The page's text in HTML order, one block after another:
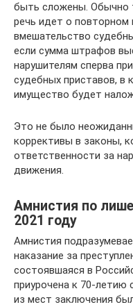
быть сложены. Обычно
речь идет о
вмешательство
если сумма штрафов
нарушителям сперва
судебных приставов, в
имущество будет
Это не было
коррективы в законы,
ответственности за
движения.
Амнистия по
2021 году
Амнистия
наказание за
состоявшаяся в
приурочена к 70-
из мест заключения